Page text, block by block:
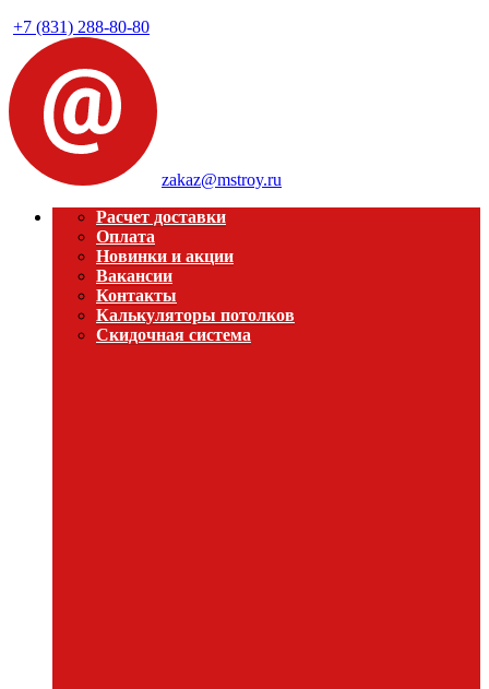
+7 (831) 288-80-80
zakaz@mstroy.ru
Расчет доставки
Оплата
Новинки и акции
Вакансии
Контакты
Калькуляторы потолков
Скидочная система